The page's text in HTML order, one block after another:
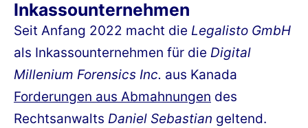
Inkassounternehmen
Seit Anfang 2022 macht die Legalisto GmbH
als Inkassounternehmen für die Digital
Millenium Forensics Inc. aus Kanada
Forderungen aus Abmahnungen des
Rechtsanwalts Daniel Sebastian geltend.